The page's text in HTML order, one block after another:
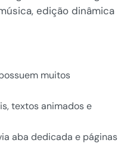
edição dinâmica
muitos
textos animados e
aba dedicada e páginas